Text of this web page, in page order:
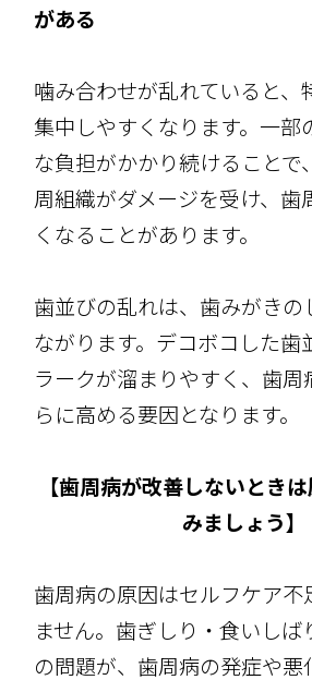
がある
噛み合わせが乱れていると、
集中しやすくなります。一部
な負担がかかり続けることで
周組織がダメージを受け、歯
くなることがあります。
歯並びの乱れは、歯みがきの
ながります。デコボコした歯
ラークが溜まりやすく、歯周
らに高める要因となります。
【歯周病が改善しないとき
みましょう】
歯周病の原因はセルフケア不
ません。歯ぎしり・食いしば
の問題が、歯周病の発症や悪